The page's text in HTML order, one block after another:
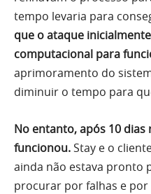
tempo levaria para
que o ataque
computacional para
aprimoramento do
diminuir o tempo para
No entanto, após 10
funcionou.Stay e o
ainda não estava pronto
procurar por falhas e por